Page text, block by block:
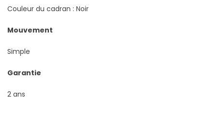
Couleur du cadran : Noir
Mouvement
Simple
Garantie
2 ans